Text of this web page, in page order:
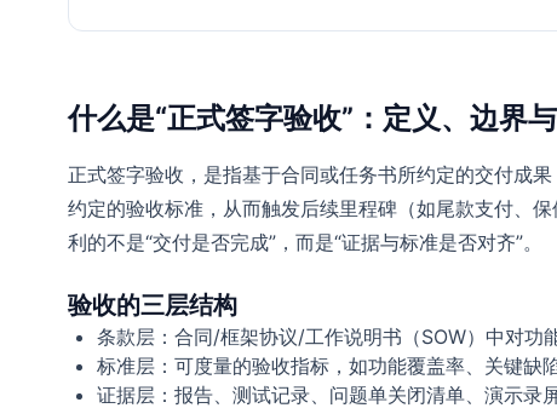
什么是“正式签字验收”：定义、边界
正式签字验收，是指基于合同或任务书所约定的交付成
约定的验收标准，从而触发后续里程碑（如尾款支付、
利的不是“交付是否完成”，而是“证据与标准是否对齐”。
验收的三层结构
条款层：合同/框架协议/工作说明书（SOW）中对功
标准层：可度量的验收指标，如功能覆盖率、关键缺
证据层：报告、测试记录、问题单关闭清单、演示录